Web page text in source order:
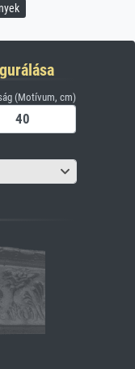
(Motívum, cm)